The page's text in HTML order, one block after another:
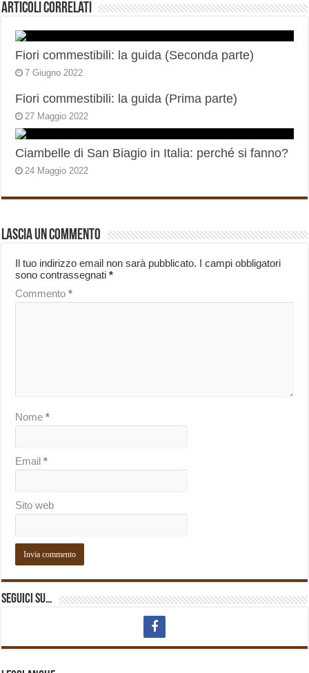
Articoli correlati
Fiori commestibili: la guida (Seconda parte)
7 Giugno 2022
Fiori commestibili: la guida (Prima parte)
27 Maggio 2022
Ciambelle di San Biagio in Italia: perché si fanno?
24 Maggio 2022
Lascia un commento
Il tuo indirizzo email non sarà pubblicato. I campi obbligatori
sono contrassegnati*
Commento*
Nome*
Email*
Sito web
Seguici su…